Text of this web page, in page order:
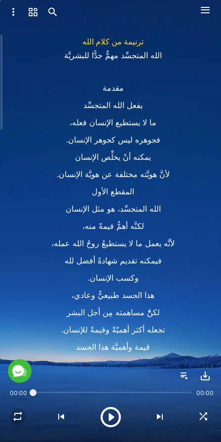
ترنيمة من كلام الله
الله المتجسِّد مهمٌّ جدًّا للبشريَّة
مقدمة
يفعل الله المتجسِّد
ما لا يستطيع الإنسان فعله،
فجوهره ليس كجوهر الإنسان.
يمكنه أنْ يخلِّص الإنسان
لأنَّ هويَّته مختلفة عن هويَّة الإنسان.
المقطع الأول
الله المتجسِّد، هو مثل الإنسان
لكنَّه أهمُّ قيمةً منه،
لأنَّه يعمل ما لا يستطيعُ روحُ الله عمله،
فيمكنه تقديم شهادةً أفضل لله
وكسب الإنسان.
هذا الجسد طبيعيٌّ وعادي،
لكنَّّ مساهمته مِن أجل البشر
تجعله أكثر أهميّةً وقيمةً للإنسان.
قيمة وأهميَّة هذا الجسد
هي شيءٌ لا يمكن حسبانه.
لأنَّه إنسانٌ، بل أهمُّ مِن ذلك، هو الله.
00:00 00:00